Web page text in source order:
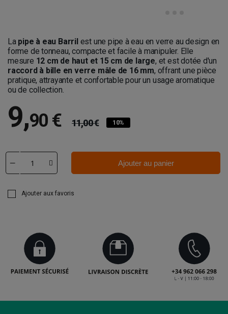
La pipe à eau Barrilest une pipe à eau en verre au design en
forme de tonneau, compacte et facile à manipuler. Elle
mesure 12 cm de haut et 15 cm de large, et est dotée d'un
raccord à bille en verre mâle de 16 mm, offrant une pièce
pratique, attrayante et confortable pour un usage aromatique
ou de collection.
9,90 € 11,00 € 10%
Ajouter au panier
Ajouter aux favoris